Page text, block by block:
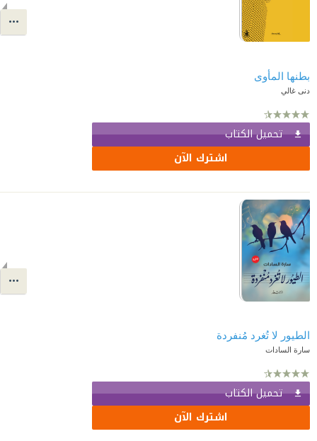
بطنها المأوى
دنى غالي
تحميل الكتاب
اشترك الآن
الطيور لا تُغرد مُنفردة
سارة السادات
تحميل الكتاب
اشترك الآن